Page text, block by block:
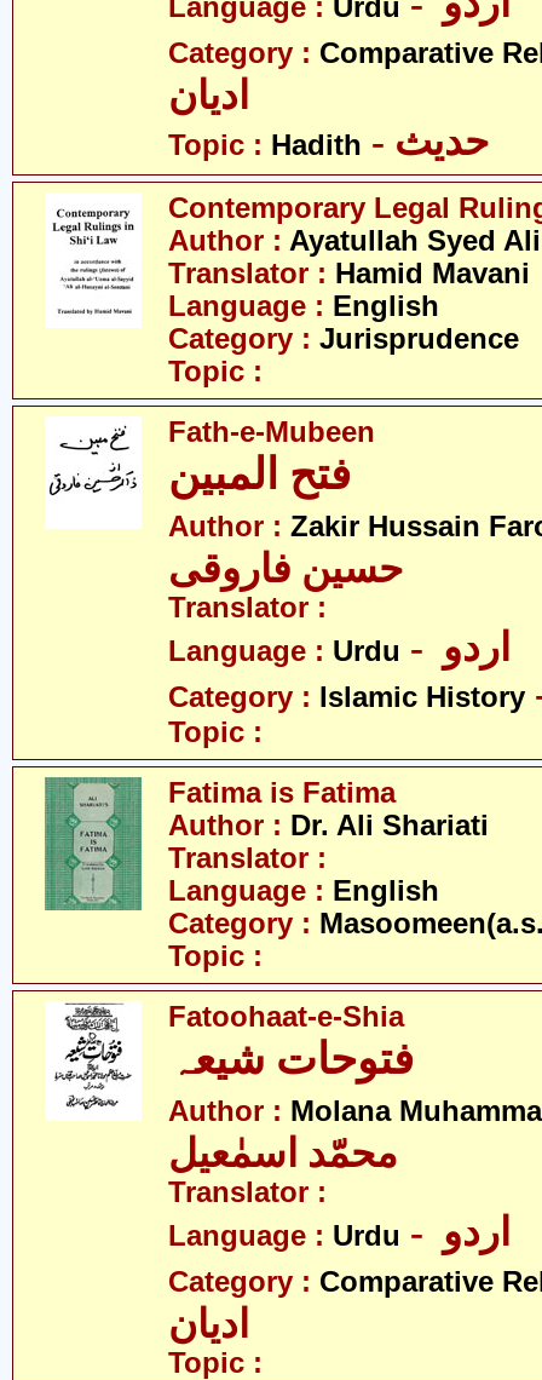
Language : Urdu
Category : Comparative
ادیان
Topic : Hadith - حدیث
Contemporary Legal
Author : Ayatullah Syed
Translator : Hamid Mavani
Language : English
Category : Jurisprudence
Topic :
Fath-e-Mubeen
فتح المبین
Author : Zakir Hussain
حسین فاروقی
Translator :
Language : Urdu
Category : Islamic History
Topic :
Fatima is Fatima
Author : Dr. Ali Shariati
Translator :
Language : English
Category :
Topic :
Fatoohaat-e-Shia
فتوحات شیعہ
Author : Molana
محمّد اسمٰعیل
Translator :
Language : Urdu
Category : Comparative
ادیان
Topic :